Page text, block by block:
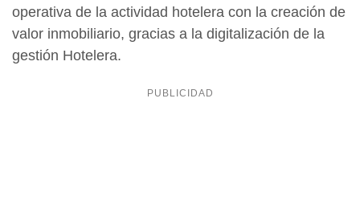
operativa de la actividad hotelera con la creación de
valor inmobiliario, gracias a la digitalización de la
gestión Hotelera.